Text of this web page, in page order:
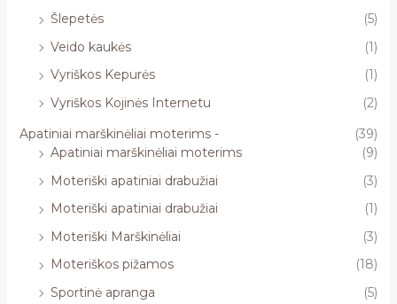
Šlepetės
(5)
Veido kaukės
(1)
Vyriškos Kepurės
(1)
Vyriškos Kojinės Internetu
(2)
Apatiniai marškinėliai moterims -
(39)
Apatiniai marškinėliai moterims
(9)
Moteriški apatiniai drabužiai
(3)
Moteriški apatiniai drabužiai
(1)
Moteriški Marškinėliai
(3)
Moteriškos pižamos
(18)
Sportinė apranga
(5)